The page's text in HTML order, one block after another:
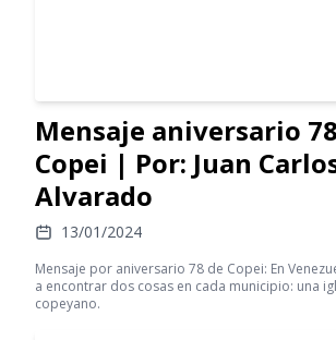
Mensaje aniversario
Copei | Por: Juan
Alvarado
13/01/2024
Mensaje por aniversario 78 de Copei: En
a encontrar dos cosas en cada municipio: una
copeyano.